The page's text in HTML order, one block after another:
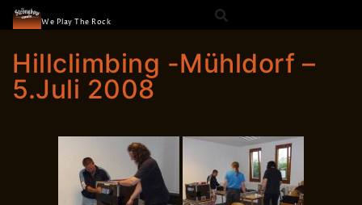
Skip
to
content
We Play The Rock
Hillclimbing -Mühldorf –
5.Juli 2008